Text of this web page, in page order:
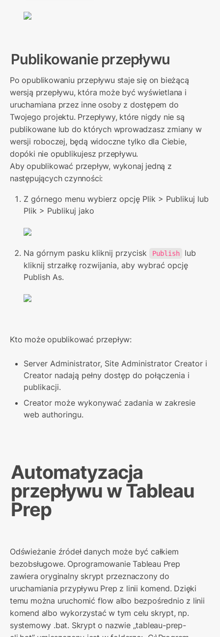
Publikowanie przepływu
Po opublikowaniu przepływu staje się on bieżącą
wersją przepływu, która może być wyświetlana i
uruchamiana przez inne osoby z dostępem do
Twojego projektu. Przepływy, które nigdy nie są
publikowane lub do których wprowadzasz zmiany w
wersji roboczej, będą widoczne tylko dla Ciebie,
dopóki nie opublikujesz przepływu.
Aby opublikować przepływ, wykonaj jedną z
następujących czynności:
Z górnego menu wybierz opcję Plik > Publikuj lub
Plik > Publikuj jako
Na górnym pasku kliknij przycisk Publish
lub
kliknij strzałkę rozwijania, aby wybrać opcję
Publish As.
Kto może opublikować przepływ:
Server Administrator, Site Administrator Creator i
Creator nadają pełny dostęp do połączenia i
publikacji.
Creator może wykonywać zadania w zakresie
web authoringu.
Automatyzacja
przepływu w Tableau
Prep
Odświeżanie źródeł danych może być całkiem
bezobsługowe. Oprogramowanie Tableau Prep
zawiera oryginalny skrypt przeznaczony do
uruchamiania przypływu Prep z linii komend. Dzięki
temu można uruchomić flow albo bezpośrednio z linii
komend albo wykorzystać w tym celu skrypt, np.
systemowy .bat. Skrypt o nazwie „tableau-prep-